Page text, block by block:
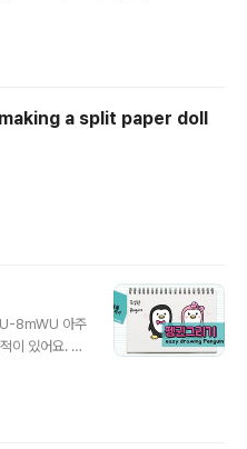
making a split paper doll
8mWU 아주
이 있어요. 다
소개할게요.